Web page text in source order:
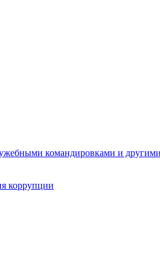
командировками и
коррупции